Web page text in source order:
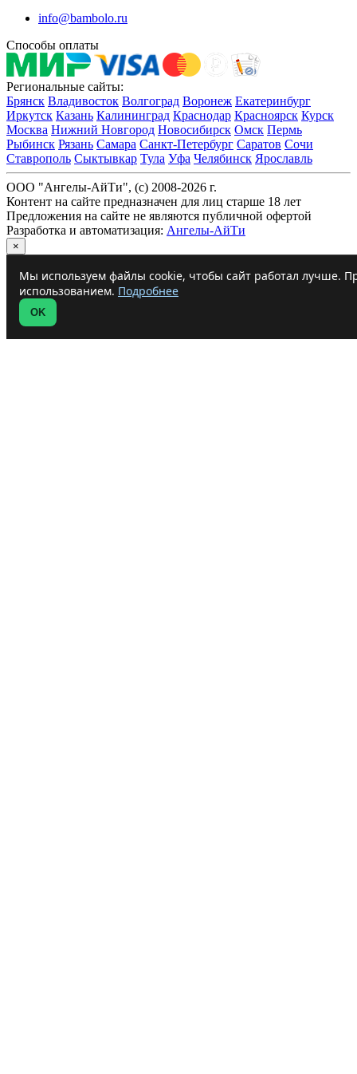
info@bambolo.ru
Способы оплаты
Региональные сайты:
Брянск Владивосток Волгоград Воронеж Екатеринбург
Иркутск Казань Калининград Краснодар Красноярск Курск
Москва Нижний Новгород Новосибирск Омск Пермь
Рыбинск Рязань Самара Санкт-Петербург Саратов Сочи
Ставрополь Сыктывкар Тула Уфа Челябинск Ярославль
ООО "Ангелы-АйТи", (c) 2008-2026 г.
Контент на сайте предназначен для лиц старше 18 лет
Предложения на сайте не являются публичной офертой
Разработка и автоматизация: Ангелы-АйТи
×
Мы используем файлы cookie, чтобы сайт работал лучше.
использованием. Подробнее
OK